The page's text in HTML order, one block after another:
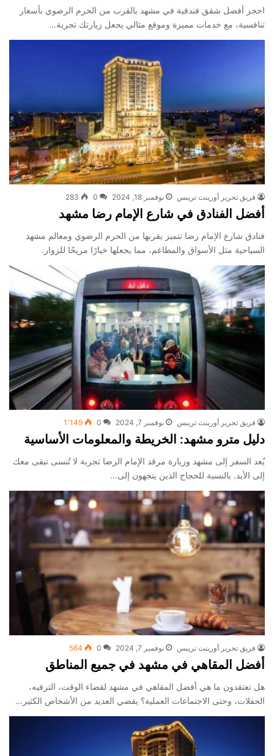
احجز أفضل شقق فندقية في مشهد بالقرب من الحرم الرضوي بأسعار
تنافسية، مع خدمات مميزة وموقع مثالي يجعل زيارتك تجربة…
فريق تحرير أورينت تريبس نوفمبر 18, 2024 0
283
أفضل الفنادق في شارع الإمام رضا مشهد
فنادق شارع الإمام رضا تتميز بقربها من الحرم الرضوي ومعالم مشهد
السياحية مثل الأسواق والمطاعم، مما يجعلها خيارًا مريحًا للزوار.
فريق تحرير أورينت تريبس نوفمبر 7, 2024 0 1٬149
دليل مترو مشهد: الخريطة والمعلومات الأساسية
يُعد السفر إلى مشهد وزيارة مرقد الإمام الرضا تجربة لا تُنسى تبقى معك
إلى الأبد. بالنسبة للحجاج الذين يتجهون إلى…
فريق تحرير أورينت تريبس نوفمبر 7, 2024 0
564
أفضل المقاهي في مشهد في جميع المناطق
هل تعتقدون ما هي أفضل المقاهي في مشهد لقضاء الوقت، الترفيه،
الحفلات، وحتى الاجتماعات العملية؟ يقضي العديد من الأشخاص الكثير…